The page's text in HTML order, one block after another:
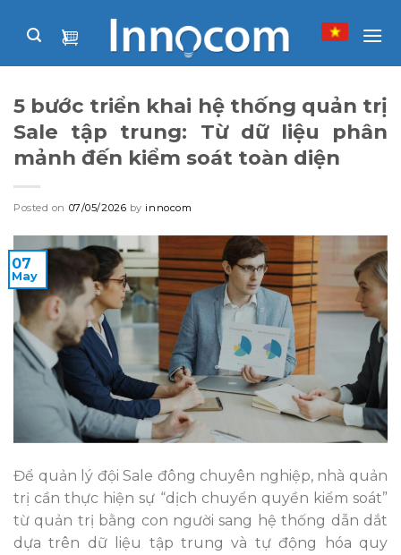
5 bước triển khai hệ thống quản trị
Sale tập trung: Từ dữ liệu phân
mảnh đến kiểm soát toàn diện
Posted on 07/05/2026 by innocom
07
May
Để quản lý đội Sale đông chuyên nghiệp, nhà quản
trị cần thực hiện sự “dịch chuyển quyền kiểm soát”
từ quản trị bằng con người sang hệ thống dẫn dắt
dựa trên dữ liệu tập trung và tự động hóa quy